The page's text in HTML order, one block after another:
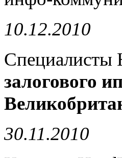
10.12.2010
Специалисты
залогового
30.11.2010